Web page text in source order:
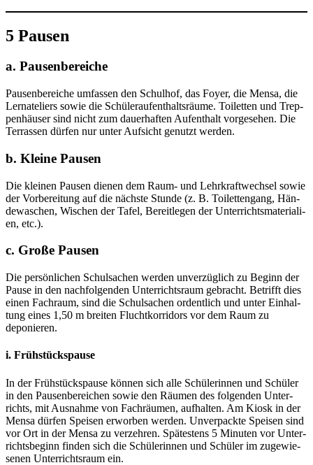
5 Pausen
a. Pausenbereiche
Pau­sen­be­rei­che umfas­sen den Schul­hof, das Foy­er, die Men­sa, die
Ler­n­ate­liers sowie die Schü­ler­auf­ent­halts­räu­me. Toi­let­ten und Trep­
pen­häu­ser sind nicht zum dau­er­haf­ten Auf­ent­halt vor­ge­se­hen. Die
Ter­ras­sen dür­fen nur unter Auf­sicht genutzt werden.
b. Kleine Pausen
Die klei­nen Pau­sen die­nen dem Raum- und Lehr­kraft­wech­sel sowie
der Vor­be­rei­tung auf die nächs­te Stun­de (z. B. Toi­let­ten­gang, Hän­
de­wa­schen, Wischen der Tafel, Bereit­le­gen der Unter­richts­ma­te­ria­li­
en, etc.).
c. Große Pausen
Die per­sön­li­chen Schul­sa­chen wer­den unver­züg­lich zu Beginn der
Pau­se in den nach­fol­gen­den Unter­richts­raum gebracht. Betrifft dies
einen Fach­raum, sind die Schul­sa­chen ordent­lich und unter Ein­hal­
tung eines 1,50 m brei­ten Flucht­kor­ri­dors vor dem Raum zu
deponieren.
i. Frühstückspause
In der Früh­stücks­pau­se kön­nen sich alle Schü­le­rin­nen und Schü­ler
in den Pau­sen­be­rei­chen sowie den Räu­men des fol­gen­den Unter­
richts, mit Aus­nah­me von Fach­räu­men, auf­hal­ten. Am Kiosk in der
Men­sa dür­fen Spei­sen erwor­ben wer­den. Unver­pack­te Spei­sen sind
vor Ort in der Men­sa zu ver­zeh­ren. Spä­tes­tens 5 Minu­ten vor Unter­
richts­be­ginn fin­den sich die Schü­le­rin­nen und Schü­ler im zuge­wie­
se­nen Unter­richts­raum ein.